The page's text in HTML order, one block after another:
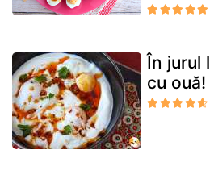
În jurul
cu ouă!